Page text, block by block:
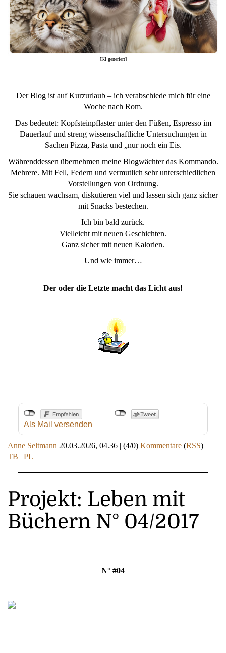
[KI generiert]
Der Blog ist auf Kurzurlaub – ich verabschiede mich für eine
Woche nach Rom.
Das bedeutet: Kopfsteinpflaster unter den Füßen, Espresso im
Dauerlauf und streng wissenschaftliche Untersuchungen in
Sachen Pizza, Pasta und „nur noch ein Eis.
Währenddessen übernehmen meine Blogwächter das Kommando.
Mehrere. Mit Fell, Federn und vermutlich sehr unterschiedlichen
Vorstellungen von Ordnung.
Sie schauen wachsam, diskutieren viel und lassen sich ganz sicher
mit Snacks bestechen.
Ich bin bald zurück.
Vielleicht mit neuen Geschichten.
Ganz sicher mit neuen Kalorien.
Und wie immer…
Der oder die Letzte macht das Licht aus!
Als Mail versenden
Anne Seltmann 20.03.2026, 04.36 | (4/0) Kommentare (RSS) |
TB | PL
Projekt: Leben mit
Büchern N° 04/2017
N° #04